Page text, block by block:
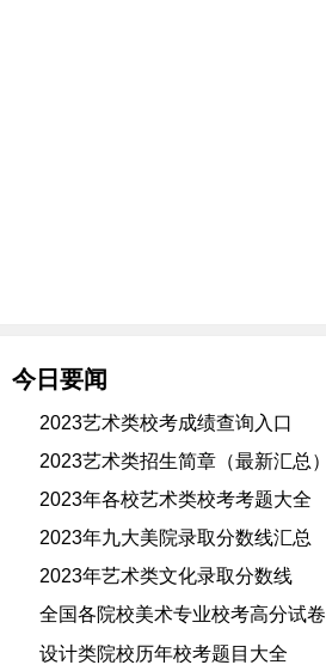
今日要闻
2023艺术类校考成绩查询入口
2023艺术类招生简章（最新汇总）
2023年各校艺术类校考考题大全
2023年九大美院录取分数线汇总
2023年艺术类文化录取分数线
全国各院校美术专业校考高分试卷
设计类院校历年校考题目大全